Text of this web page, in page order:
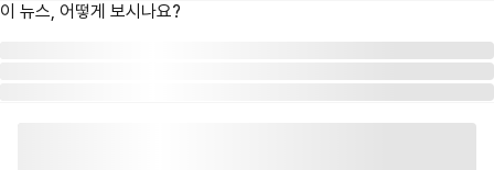
이 뉴스, 어떻게 보시나요?